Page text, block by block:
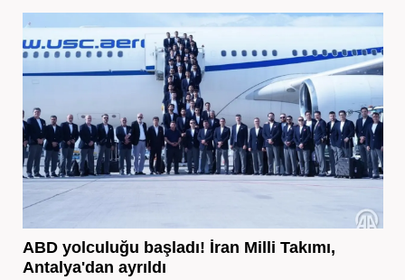
ABD yolculuğu başladı! İran Milli Takımı,
Antalya'dan ayrıldı